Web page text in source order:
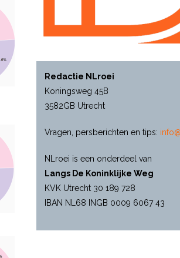
Redactie NLroei
Koningsweg 45B
3582GB Utrecht
Vragen, persberichten en tips:
NLroei is een onderdeel van
Langs De Koninklijke Weg
KVK Utrecht 30 189 728
IBAN NL68 INGB 0009 6067 43